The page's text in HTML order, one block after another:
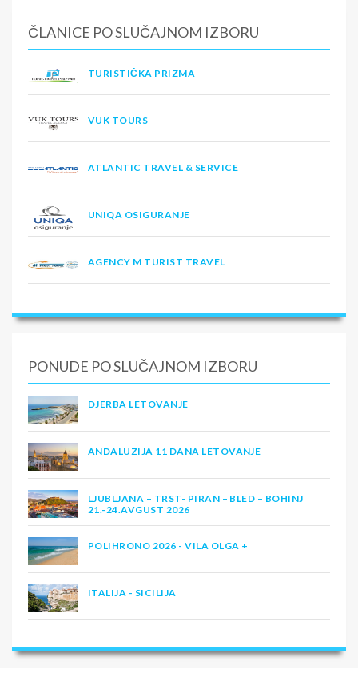
ČLANICE PO SLUČAJNOM IZBORU
TURISTIČKA PRIZMA
VUK TOURS
ATLANTIC TRAVEL & SERVICE
UNIQA OSIGURANJE
AGENCY M TURIST TRAVEL
PONUDE PO SLUČAJNOM IZBORU
DJERBA LETOVANJE
ANDALUZIJA 11 DANA LETOVANJE
LJUBLJANA – TRST- PIRAN – BLED – BOHINJ
21.-24.AVGUST 2026
POLIHRONO 2026 - VILA OLGA +
ITALIJA - SICILIJA